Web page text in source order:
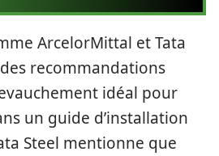
ArcelorMittal et Tata
recommandations
idéal pour
un guide d’installation
Steel mentionne que